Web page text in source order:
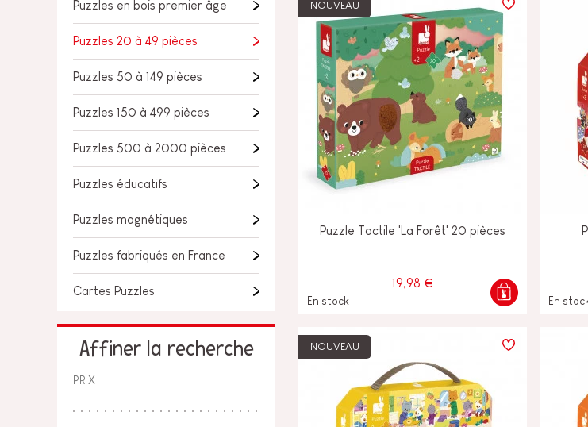
JOUETS D'ÉVEIL
JOUETS D'IMITATION
PLEIN AIR
TABLEAUX, MOBILIER &
Puzzles en bois premier âge
Puzzles 20 à 49 pièces
Puzzles 50 à 149 pièces
Puzzles 150 à 499 pièces
Puzzles 500 à 2000 pièces
Puzzles éducatifs
Puzzles magnétiques
Puzzles fabriqués en France
Cartes Puzzles
Affiner la recherche
PRIX
NOUVEAU
Puzzle Tactile 'La Forêt' 20 pièces
19,98 €
En stock En
NOUVEAU